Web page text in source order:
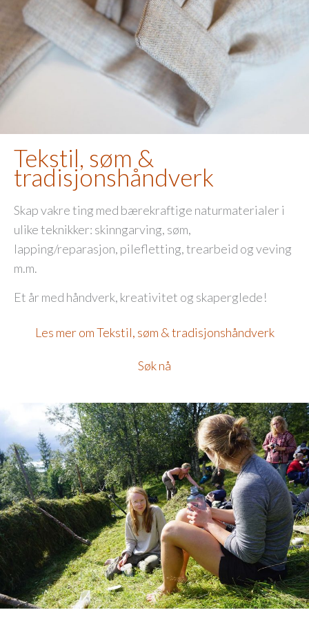
Tekstil, søm &
tradisjonshåndverk
Skap vakre ting med bærekraftige naturmaterialer i
ulike teknikker: skinngarving, søm,
lapping/reparasjon, pilefletting, trearbeid og veving
m.m.
Et år med håndverk, kreativitet og skaperglede!
Les mer om Tekstil, søm & tradisjonshåndverk
Søk nå